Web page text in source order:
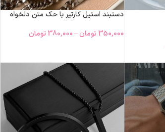
دستبند استیل کارتیر با حک متن دلخواه
350,000 تومان–
380,000 تومان